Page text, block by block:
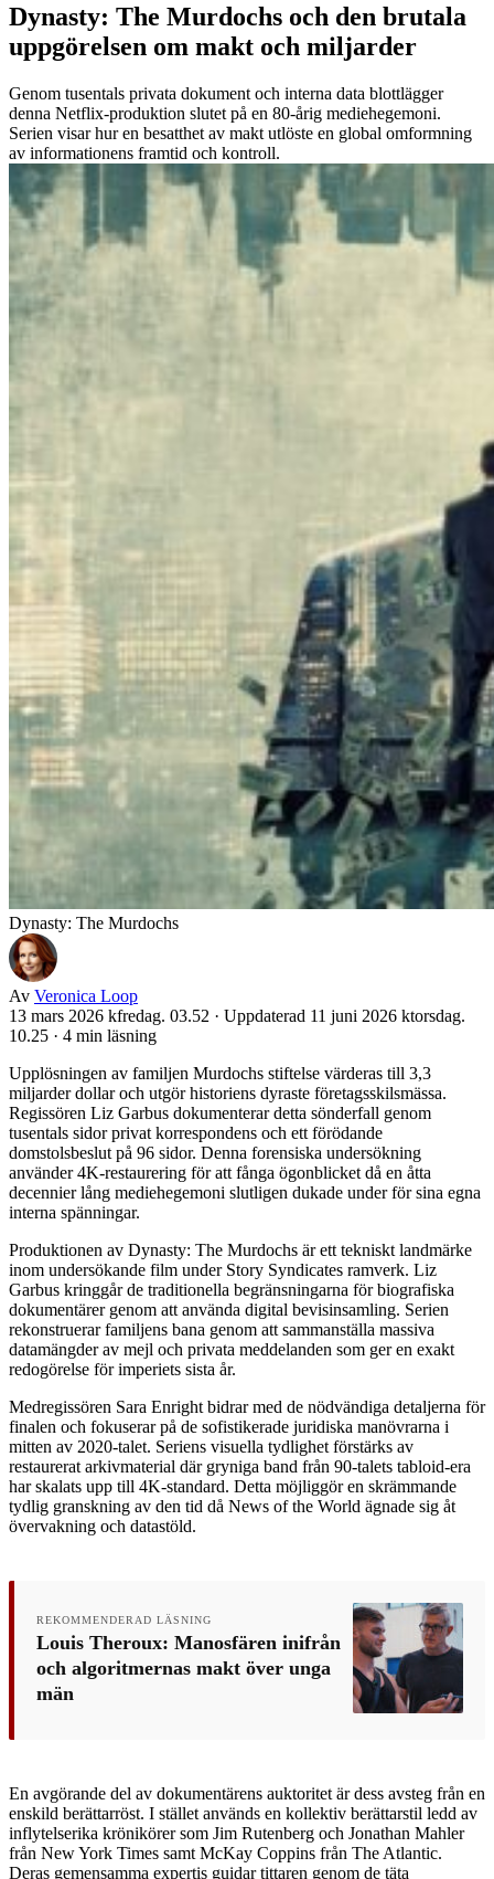
Dynasty: The Murdochs och den brutala
uppgörelsen om makt och miljarder
Genom tusentals privata dokument och interna data blottlägger
denna Netflix-produktion slutet på en 80-årig mediehegemoni.
Serien visar hur en besatthet av makt utlöste en global omformning
av informationens framtid och kontroll.
Dynasty: The Murdochs
Av Veronica Loop
13 mars 2026 kfredag. 03.52 · Uppdaterad 11 juni 2026 ktorsdag.
10.25 · 4 min läsning
Upplösningen av familjen Murdochs stiftelse värderas till 3,3
miljarder dollar och utgör historiens dyraste företagsskilsmässa.
Regissören Liz Garbus dokumenterar detta sönderfall genom
tusentals sidor privat korrespondens och ett förödande
domstolsbeslut på 96 sidor. Denna forensiska undersökning
använder 4K-restaurering för att fånga ögonblicket då en åtta
decennier lång mediehegemoni slutligen dukade under för sina egna
interna spänningar.
Produktionen av Dynasty: The Murdochs är ett tekniskt landmärke
inom undersökande film under Story Syndicates ramverk. Liz
Garbus kringgår de traditionella begränsningarna för biografiska
dokumentärer genom att använda digital bevisinsamling. Serien
rekonstruerar familjens bana genom att sammanställa massiva
datamängder av mejl och privata meddelanden som ger en exakt
redogörelse för imperiets sista år.
Medregissören Sara Enright bidrar med de nödvändiga detaljerna för
finalen och fokuserar på de sofistikerade juridiska manövrarna i
mitten av 2020-talet. Seriens visuella tydlighet förstärks av
restaurerat arkivmaterial där gryniga band från 90-talets tabloid-era
har skalats upp till 4K-standard. Detta möjliggör en skrämmande
tydlig granskning av den tid då News of the World ägnade sig åt
övervakning och datastöld.
REKOMMENDERAD LÄSNING
Louis Theroux: Manosfären inifrån
och algoritmernas makt över unga
män
En avgörande del av dokumentärens auktoritet är dess avsteg från en
enskild berättarröst. I stället används en kollektiv berättarstil ledd av
inflytelserika krönikörer som Jim Rutenberg och Jonathan Mahler
från New York Times samt McKay Coppins från The Atlantic.
Deras gemensamma expertis guidar tittaren genom de täta